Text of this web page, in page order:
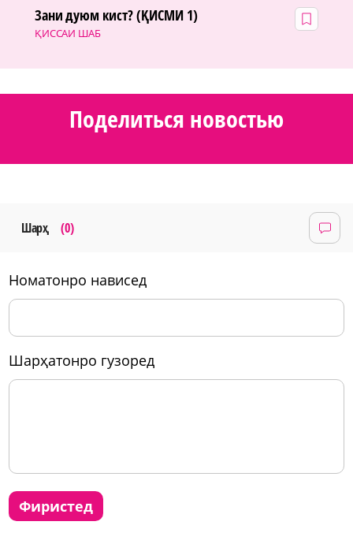
ҚИССАИ ШАБ
Зани дуюм кист? (ҚИСМИ 1)
Поделиться новостью
Шарҳ (0)
номатонро нависед
шарҳатонро гузоред
фиристед